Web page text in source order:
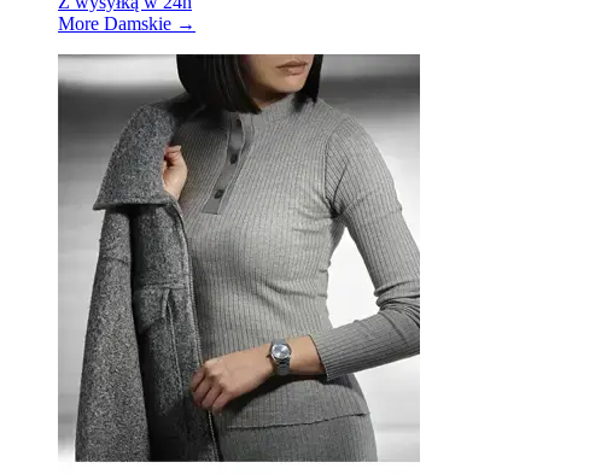
More Damskie →